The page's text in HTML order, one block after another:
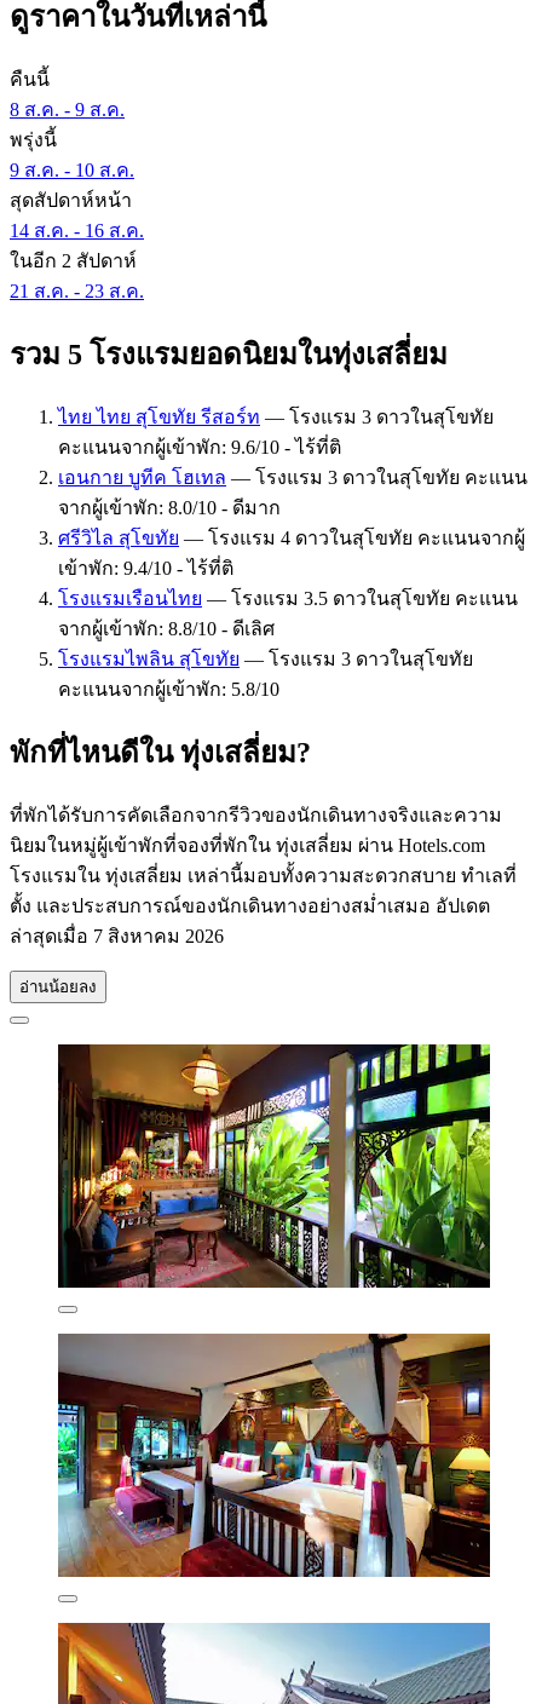
ดูราคาในวันที่เหล่านี้
คืนนี้
8 ส.ค. - 9 ส.ค.
พรุ่งนี้
9 ส.ค. - 10 ส.ค.
สุดสัปดาห์หน้า
14 ส.ค. - 16 ส.ค.
ในอีก 2 สัปดาห์
21 ส.ค. - 23 ส.ค.
รวม 5 โรงแรมยอดนิยมในทุ่งเสลี่ยม
ไทย ไทย สุโขทัย รีสอร์ท — โรงแรม 3 ดาวในสุโขทัย
คะแนนจากผู้เข้าพัก: 9.6/10 - ไร้ที่ติ
เอนกาย บูทีค โฮเทล — โรงแรม 3 ดาวในสุโขทัย คะแนน
จากผู้เข้าพัก: 8.0/10 - ดีมาก
ศรีวิไล สุโขทัย — โรงแรม 4 ดาวในสุโขทัย คะแนนจากผู้
เข้าพัก: 9.4/10 - ไร้ที่ติ
โรงแรมเรือนไทย — โรงแรม 3.5 ดาวในสุโขทัย คะแนน
จากผู้เข้าพัก: 8.8/10 - ดีเลิศ
โรงแรมไพลิน สุโขทัย — โรงแรม 3 ดาวในสุโขทัย
คะแนนจากผู้เข้าพัก: 5.8/10
พักที่ไหนดีใน ทุ่งเสลี่ยม?
ที่พักได้รับการคัดเลือกจากรีวิวของนักเดินทางจริงและความ
นิยมในหมู่ผู้เข้าพักที่จองที่พักใน ทุ่งเสลี่ยม ผ่าน Hotels.com
โรงแรมใน ทุ่งเสลี่ยม เหล่านี้มอบทั้งความสะดวกสบาย ทำเลที่
ตั้ง และประสบการณ์ของนักเดินทางอย่างสม่ำเสมอ อัปเดต
ล่าสุดเมื่อ 7 สิงหาคม 2026
อ่านน้อยลง